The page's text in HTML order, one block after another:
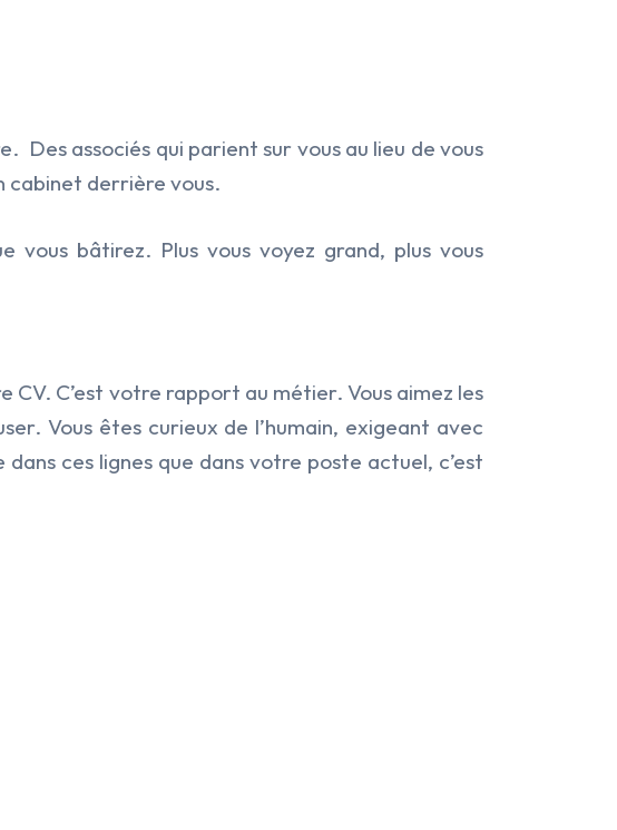
Des associés qui parient sur vous au lieu de vous
cabinet derrière vous.
vous bâtirez. Plus vous voyez grand, plus vous
CV. C’est votre rapport au métier. Vous aimez les
Vous êtes curieux de l’humain, exigeant avec
dans ces lignes que dans votre poste actuel, c’est